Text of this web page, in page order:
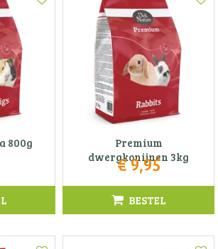
800g
Premium
dwergkonijnen 3kg
€9,95
BESTEL